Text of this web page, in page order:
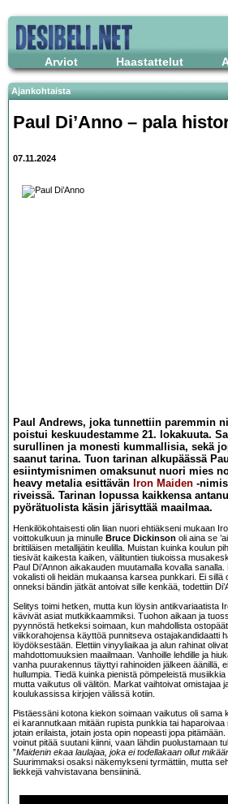
Arviot Haastattelut
Ajankohtaista
Paul Di’Anno – pala
07.11.2024
Paul Andrews, joka tunnettiin paremmin
poistui keskuudestamme 21. lokakuuta.
surullinen ja monesti kummallisia, sekä
saanut tarina. Tuon tarinan alkupäässä
esiintymisnimen omaksunut nuori mies
heavy metalia esittävän Iron Maiden -
riveissä. Tarinan lopussa kaikkensa
pyörätuolista käsin järisyttää maailmaa.
Henkilökohtaisesti olin liian nuori ehtiäkseni mukaan
voittokulkuun ja minulle Bruce Dickinson oli aina se
brittiläisen metallijätin keulilla. Muistan kuinka koulun
tiesivät kaikesta kaiken, välituntien tiukoissa
Paul Di’Annon aikakauden muutamalla kovalla
vokalisti oli heidän mukaansa karsea punkkari. Ei sillä
onneksi bändin jätkät antoivat sille kenkää, todettiin
Selitys toimi hetken, mutta kun löysin antikvariaatista
kävivät asiat mutkikkaammiksi. Tuohon aikaan ja
pyynnöstä hetkeksi soimaan, kun mahdollista
viikkorahojensa käyttöä punnitseva ostajakandidaatti
löydöksestään. Elettiin vinyyliaikaa ja alun rahinat
mahdottomuuksien maailmaan. Vanhoille lehdille ja
vanha puurakennus täyttyi rahinoiden jälkeen äänillä,
hullumpia. Tiedä kuinka pienistä pömpeleistä musiikkia
mutta vaikutus oli välitön. Markat vaihtoivat omistajaa
koulukassissa kirjojen välissä kotiin.
Pistäessäni kotona kiekon soimaan vaikutus oli sama
ei karannutkaan mitään rupista punkkia tai haparoivaa
jotain erilaista, jotain josta opin nopeasti jopa
voinut pitää suutani kiinni, vaan lähdin puolustamaan
”Maidenin ekaa laulajaa, joka ei todellakaan ollut
Suurimmaksi osaksi näkemykseni tyrmättiin, mutta
liekkejä vahvistavana bensiininä.